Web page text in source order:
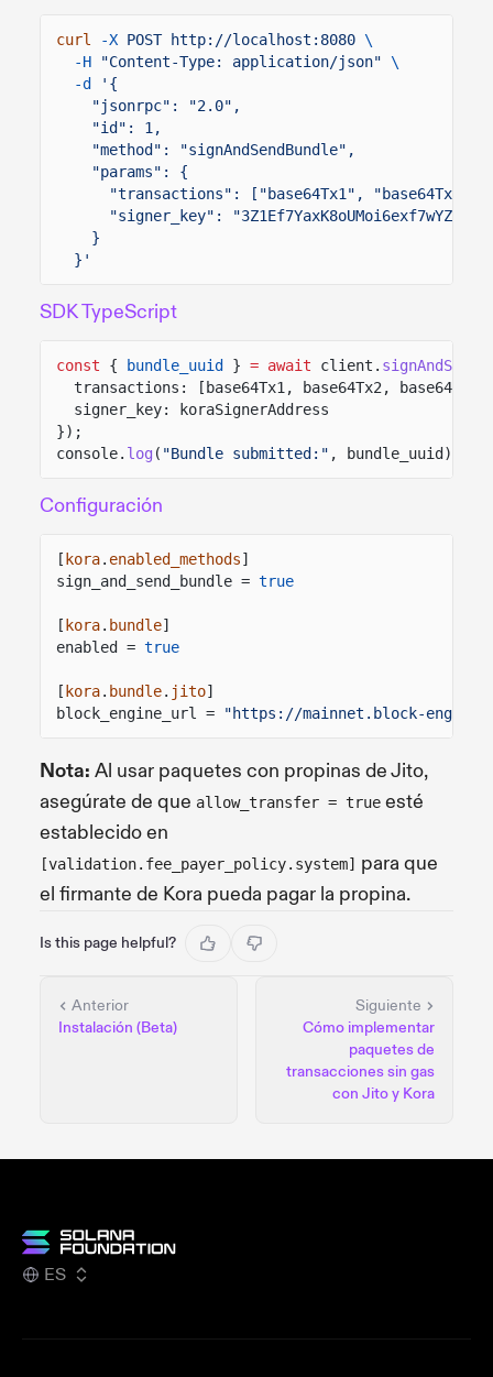
curl -X POST http://localhost:8080 \
-H
"Content-Type: application/json" \
-d
'{
"jsonrpc": "2.0",
"id": 1,
"method": "signAndSendBundle",
"params": {
"transactions": ["base64Tx1", "base64Tx2"],
"signer_key":
}
}'
SDK TypeScript
const { bundle_uuid } = await client.
transactions: [base64Tx1, base64Tx2,
signer_key: koraSignerAddress
});
console. log ( "Bundle submitted:" , bundle_uuid);
Configuración
[ kora. enabled_methods]
sign_and_send_bundle = true
[ kora. bundle]
enabled = true
[ kora. bundle. jito]
block_engine_url =
"https://mainnet.block-
Nota: Al usar paquetes con propinas de Jito,
asegúrate de que allow_transfer = true esté
establecido en
[validation.fee_payer_policy.system] para que
el firmante de Kora pueda pagar la propina.
Is this page helpful?
Anterior
Instalación (Beta)
Siguiente
Cómo implementar
paquetes de
transacciones sin gas
con Jito y Kora
ES